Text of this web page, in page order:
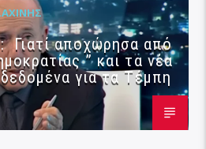
Γιατί αποχώρησα από
” και τα νέα
για τα Τέμπη